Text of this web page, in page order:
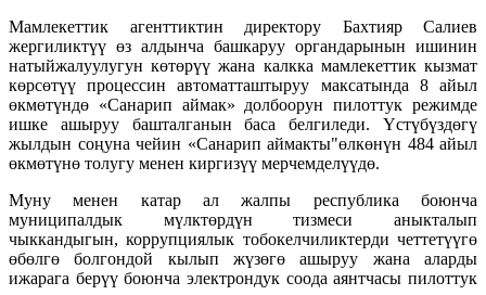
Мамлекеттик агенттиктин директору Бахтияр Салиев
жергиликтүү өз алдынча башкаруу органдарынын ишинин
натыйжалуулугун көтөрүү жана калкка мамлекеттик кызмат
көрсөтүү процессин автоматташтыруу максатында 8 айыл
өкмөтүндө «Санарип аймак» долбоорун пилоттук режимде
ишке ашыруу башталганын баса белгиледи. Үстүбүздөгү
жылдын соңуна чейин «Санарип аймакты"өлкөнүн 484 айыл
өкмөтүнө толугу менен киргизүү мерчемделүүдө.
Муну менен катар ал жалпы республика боюнча
муниципалдык мүлктөрдүн тизмеси аныкталып
чыккандыгын, коррупциялык тобокелчиликтерди четтетүүгө
өбөлгө болгондой кылып жүзөгө ашыруу жана аларды
ижарага берүү боюнча электрондук соода аянтчасы пилоттук